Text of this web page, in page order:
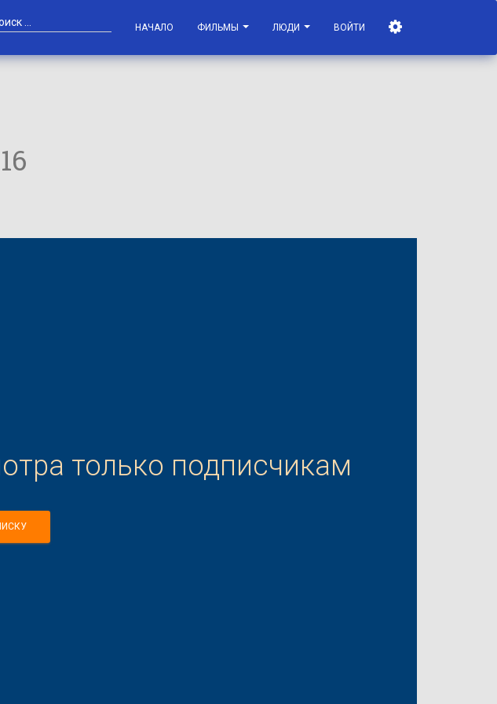
НАЧАЛО ФИЛЬМЫ ЛЮДИ ВОЙТИ
только подписчикам